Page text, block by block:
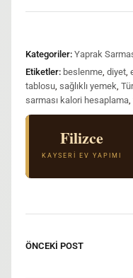
Kategoriler: Yaprak
Etiketler: beslenme diyet
tablosu sağlıklı yemek
sarması kalori hesaplama
Filizce
KAYSERI EV YAPIMI
ÖNCEKİ POST